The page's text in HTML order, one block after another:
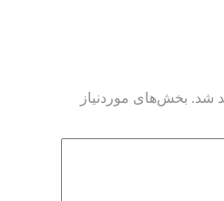
شد. بخش‌های موردنیاز